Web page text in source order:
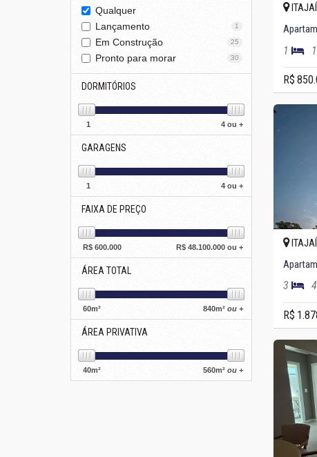
Qualquer
Lançamento
1
Em Construção 25
Pronto para morar 30
DORMITÓRIOS
1 4 ou +
GARAGENS
1 4 ou +
FAIXA DE PREÇO
R$ 600.000 R$ 48.100.000 ou +
ÁREA TOTAL
60m² 840m² ou +
ÁREA PRIVATIVA
40m² 560m² ou +
1 1
R$
3 4
R$